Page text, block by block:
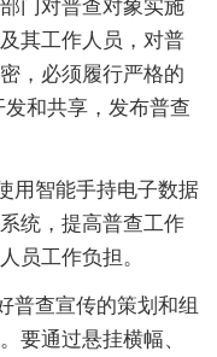
门对普查对象实施
其工作人员，对普
，必须履行严格的
和共享，发布普查
智能手持电子数据
统，提高普查工作
员工作负担。
查宣传的策划和组
要通过悬挂横幅、